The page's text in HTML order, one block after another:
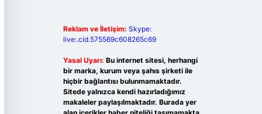
Reklam ve İletişim: Skype:
live:.cid.575569c608265c69
Yasal Uyarı: Bu internet sitesi, herhangi
bir marka, kurum veya şahıs şirketi ile
hiçbir bağlantısı bulunmamaktadır.
Sitede yalnızca kendi hazırladığımız
makaleler paylaşılmaktadır. Burada yer